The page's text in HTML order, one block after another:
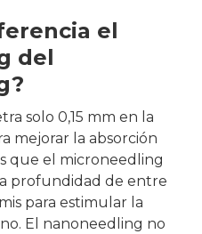
el
del
solo 0,15 mm en la
mejorar la absorción
que el microneedling
profundidad de entre
para estimular la
El nanoneedling no